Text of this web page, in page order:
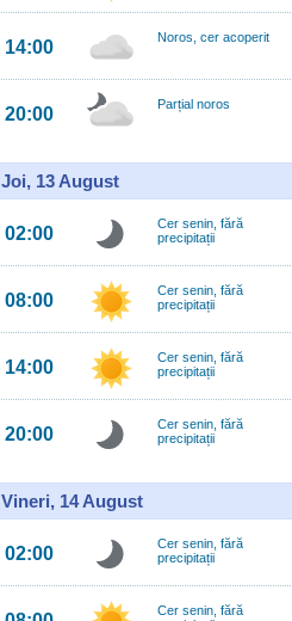
14:00 Noros, cer acoperit
20:00 Parțial noros
Joi, 13 August
02:00
Cer senin, fără
precipitații
08:00
Cer senin, fără
precipitații
14:00
Cer senin, fără
precipitații
20:00
Cer senin, fără
precipitații
Vineri, 14 August
02:00
Cer senin, fără
precipitații
Cer senin, fără